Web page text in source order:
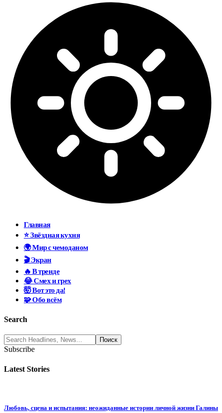
Главная
⭐ Звёздная кухня
🌍 Мир с чемоданом
🎬 Экран
🔥 В тренде
😂 Смех и грех
🤯 Вот это да!
🧩 Обо всём
Search
Subscribe
Latest Stories
Любовь, сцена и испытания: неожиданные истории личной жизни Галины